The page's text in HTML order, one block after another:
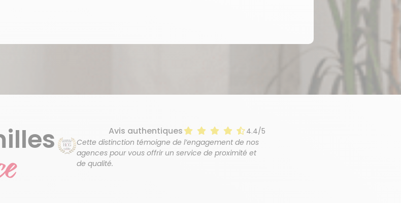
Avis authentiques
4.4/5
Cette distinction témoigne de l’engagement de nos
agences pour vous offrir un service de proximité et
de qualité.